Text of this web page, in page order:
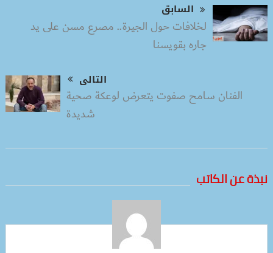
السابق
لخلافات حول الجيرة.. مصرع مسن على يد
جاره بقويسنا
التالى
الفنان سامح صفوت يتعرض لوعكة صحية
شديدة
نبذة عن الكاتب